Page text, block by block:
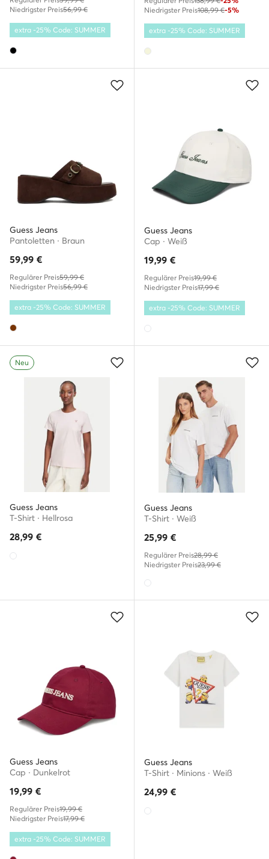
Niedrigster Preis56,99 €
extra -25% Code: SUMMER
Niedrigster Preis108,99 €-5%
extra -25% Code: SUMMER
Guess Jeans
Pantoletten · Braun
59,99 €
Regulärer Preis59,99 €
Niedrigster Preis56,99 €
extra -25% Code: SUMMER
Guess Jeans
Cap · Weiß
19,99 €
Regulärer Preis19,99 €
Niedrigster Preis17,99 €
extra -25% Code: SUMMER
Neu
Guess Jeans
T-Shirt · Hellrosa
28,99 €
Guess Jeans
T-Shirt · Weiß
25,99 €
Regulärer Preis28,99 €
Niedrigster Preis23,99 €
Guess Jeans
Cap · Dunkelrot
19,99 €
Regulärer Preis19,99 €
Niedrigster Preis17,99 €
extra -25% Code: SUMMER
Guess Jeans
T-Shirt · Minions · Weiß
24,99 €